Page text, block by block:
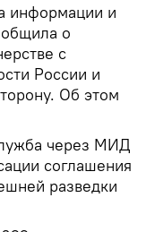
информации и
о
с
России и
Об этом
через МИД
соглашения
разведки